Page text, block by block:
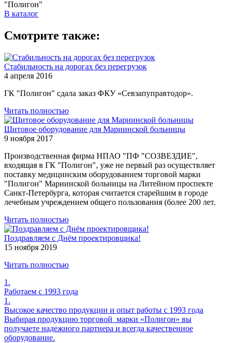
"Полигон"
В каталог
Смотрите также:
Стабильность на дорогах без перегрузок
4 апреля 2016
ГК "Полигон" сдала заказ ФКУ «Севзапуправтодор».
Читать полностью
Щитовое оборудование для Мариинской больницы
9 ноября 2017
Производственная фирма НПАО "ПФ "СОЗВЕЗДИЕ",
входящая в ГК "Полигон", уже не первый раз осуществляет
поставку медицинским оборудованием торговой марки
"Полигон" Мариинской больницы на Литейном проспекте
Санкт-Петербурга, которая считается старейшим в городе
лечебным учреждением общего пользования (более 200 лет.
Читать полностью
Поздравляем с Днём проектировщика!
15 ноября 2019
Читать полностью
1.
Работаем с 1993 года
1.
Высокое качество продукции и опыт работы с 1993 года
Выбирая продукцию торговой марки «Полигон» вы
получаете надежного партнера и всегда качественное
оборудование.